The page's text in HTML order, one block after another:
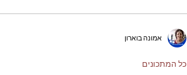
כל המתכונים
אמונה בוארון